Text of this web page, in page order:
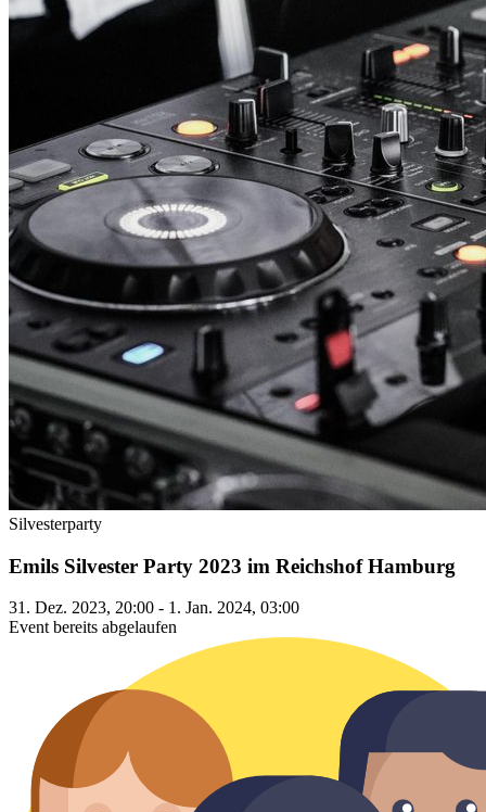
Silvesterparty
Emils Silvester Party 2023 im Reichshof Hamburg
31. Dez. 2023, 20:00 - 1. Jan. 2024, 03:00
Event bereits abgelaufen